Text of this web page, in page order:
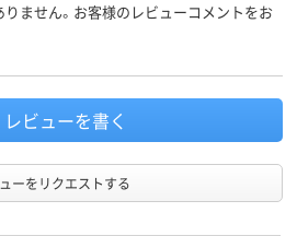
ません。お客様のレビューコメントをお
レビューを書く
ーをリクエストする